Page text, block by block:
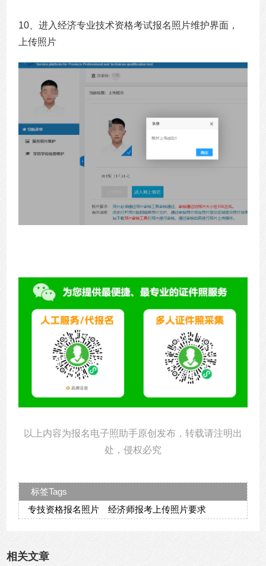
10、进入经济专业技术资格考试报名照片维护界面，
上传照片
以上内容为报名电子照助手原创发布，转载请注明出
处，侵权必究
标签Tags
专技资格报名照片
经济师报考上传照片要求
相关文章